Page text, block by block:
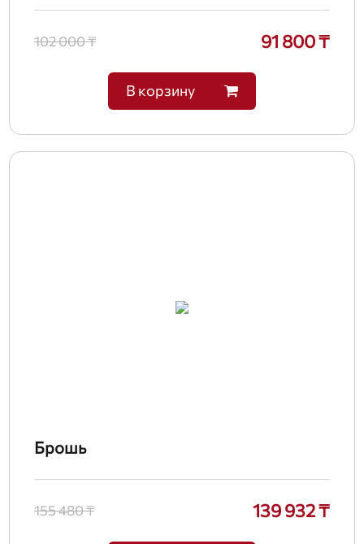
102 000 ₸ 91 800 ₸
В корзину
Брошь
155 480 ₸ 139 932 ₸